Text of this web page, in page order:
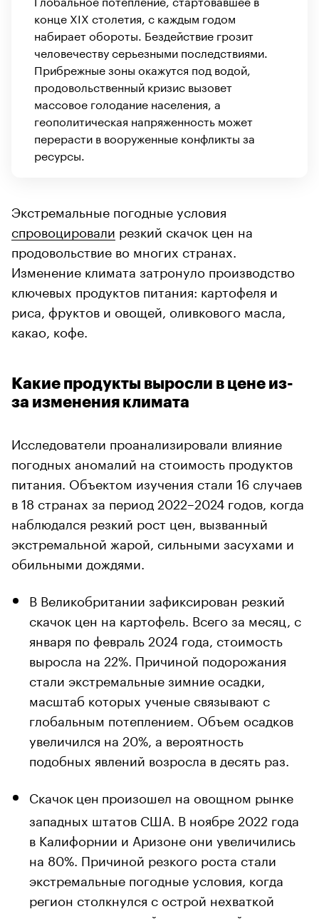
конце XIX столетия, с каждым годом
набирает обороты. Бездействие грозит
человечеству серьезными последствиями.
Прибрежные зоны окажутся под водой,
продовольственный кризис вызовет
массовое голодание населения, а
геополитическая напряженность может
перерасти в вооруженные конфликты за
ресурсы.
Экстремальные погодные условия
спровоцировали резкий скачок цен на
продовольствие во многих странах.
Изменение климата затронуло производство
ключевых продуктов питания: картофеля и
риса, фруктов и овощей, оливкового масла,
какао, кофе.
Какие продукты выросли в цене из-
за изменения климата
Исследователи проанализировали влияние
погодных аномалий на стоимость продуктов
питания. Объектом изучения стали 16 случаев
в 18 странах за период 2022–2024 годов, когда
наблюдался резкий рост цен, вызванный
экстремальной жарой, сильными засухами и
обильными дождями.
В Великобритании зафиксирован резкий
скачок цен на картофель. Всего за месяц, с
января по февраль 2024 года, стоимость
выросла на 22%. Причиной подорожания
стали экстремальные зимние осадки,
масштаб которых ученые связывают с
глобальным потеплением. Объем осадков
увеличился на 20%, а вероятность
подобных явлений возросла в десять раз.
Скачокцен произошел на овощном рынке
западных штатов США. В ноябре 2022 года
в Калифорнии и Аризоне они увеличились
на 80%. Причиной резкого роста стали
экстремальные погодные условия, когда
регион столкнулся с острой нехваткой